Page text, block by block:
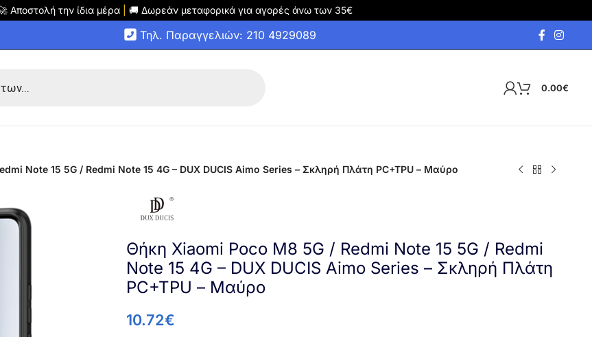
Αποστολή την ίδια μέρα 🚚 Δωρεάν μεταφορικά για αγορές άνω των 35€
Τηλ. Παραγγελιών: 210 4929089
0.00€
Note 15 5G / Redmi Note 15 4G – DUX DUCIS Aimo Series – Σκληρή Πλάτη PC+TPU – Μαύρο
Θήκη Xiaomi Poco M8 5G / Redmi Note 15 5G / Redmi
Note 15 4G – DUX DUCIS Aimo Series – Σκληρή Πλάτη
PC+TPU – Μαύρο
10.72€